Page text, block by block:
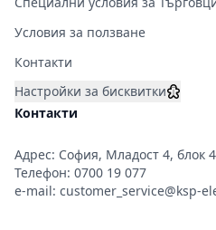
Условия за ползване
Контакти
Настройки за бисквитки
Контакти
Адрес: София, Младост 4, блок
Телефон: 0700 19 077
e-mail: customer_service@ksp-